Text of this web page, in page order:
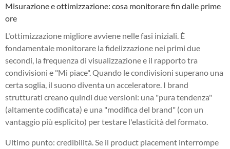
Misurazione e ottimizzazione: cosa monitorare fin dalle prime
ore
L'ottimizzazione migliore avviene nelle fasi iniziali. È
fondamentale monitorare la fidelizzazione nei primi due
secondi, la frequenza di visualizzazione e il rapporto tra
condivisioni e "Mi piace". Quando le condivisioni superano una
certa soglia, il suono diventa un acceleratore. I brand
strutturati creano quindi due versioni: una "pura tendenza"
(altamente codificata) e una "modifica del brand" (con un
vantaggio più esplicito) per testare l'elasticità del formato.
Ultimo punto: credibilità. Se il product placement interrompe